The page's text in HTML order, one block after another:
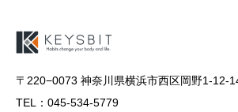
〒220−0073 神奈川県横浜市西区岡野1-12-
TEL：045-534-5779